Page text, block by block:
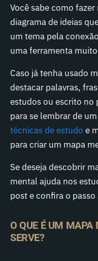
Você sabe como
diagrama de ideias
um tema pela
uma ferramenta
Caso já tenha usado
destacar palavras,
estudos ou escrito no
para se lembrar de
técnicas de estudo e
para criar um mapa
Se deseja descobrir
mental ajuda nos
post e confira o passo
O QUE É UM MAPA
SERVE?